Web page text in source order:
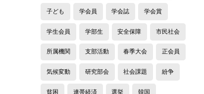
子ども 学会員 学会誌 学会賞
学生会員 学部生 安全保障 市民社会
所属機関 支部活動 春季大会 正会員
気候変動 研究部会 社会課題 紛争
貧困 連帯経済 選挙 韓国